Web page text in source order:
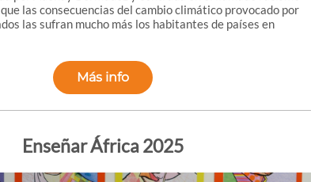
las consecuencias del cambio climático provocado por
las sufran mucho más los habitantes de países en
Más info
Enseñar África 2025